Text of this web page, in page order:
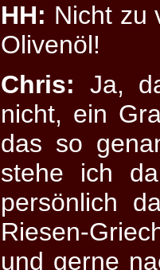
HH: Nicht zu
Olivenöl!
Chris: Ja,
nicht, ein
das so
stehe ich
persönlich
Riesen-
und gerne